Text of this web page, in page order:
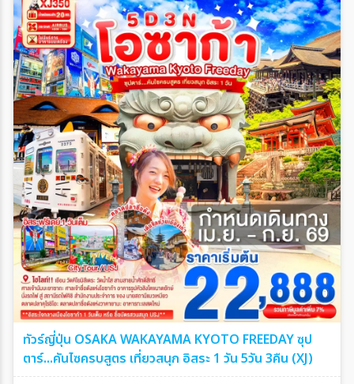
ทัวร์ญี่ปุ่น OSAKA WAKAYAMA KYOTO FREEDAY ซุป
ตาร์...คันไซครบสูตร เที่ยวสนุก อิสระ 1 วัน 5วัน 3คืน (XJ)